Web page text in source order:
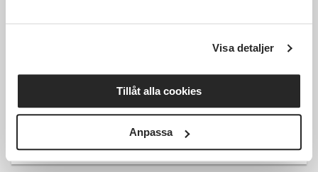
Visa detaljer
Tillåt alla cookies
Anpassa
lör 2026-08-22
12:00
1 Tillfällen